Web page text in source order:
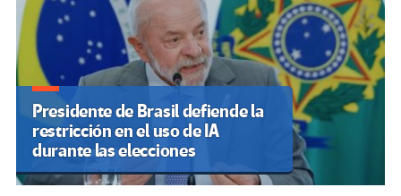
Presidente de Brasil defiende la
restricción en el uso de IA
durante las elecciones